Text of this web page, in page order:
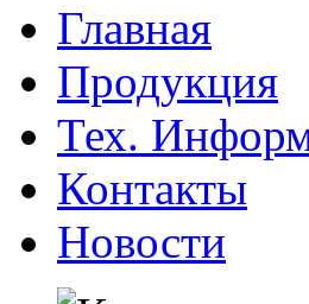
Главная
Продукция
Тех.
Контакты
Новости